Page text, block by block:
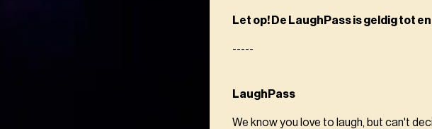
Let op! De LaughPass is geldig tot
-----
LaughPass
We know you love to laugh, but can't